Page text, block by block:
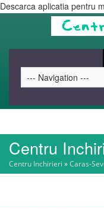
Descarca aplicatia pentru
HOME
Centru
Centru Inchirieri »Caras-